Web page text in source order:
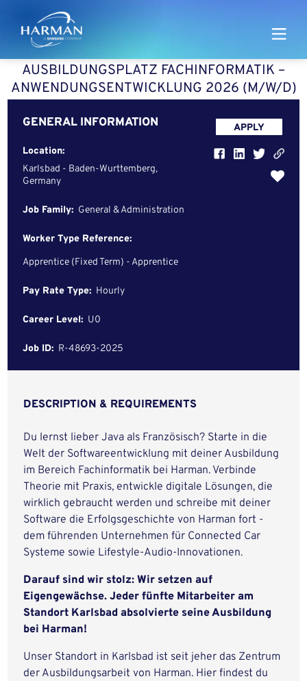
Harman
AUSBILDUNGSPLATZ FACHINFORMATIK –
ANWENDUNGSENTWICKLUNG 2026 (M/W/D)
GENERAL INFORMATION
Location:
Karlsbad - Baden-Wurttemberg,
Germany
Job Family: General & Administration
Worker Type Reference:
Apprentice (Fixed Term) - Apprentice
Pay Rate Type: Hourly
Career Level: U0
Job ID: R-48693-2025
APPLY
DESCRIPTION & REQUIREMENTS
Du lernst lieber Java als Französisch? Starte in die
Welt der Softwareentwicklung mit deiner Ausbildung
im Bereich Fachinformatik bei Harman. Verbinde
Theorie mit Praxis, entwickle digitale Lösungen, die
wirklich gebraucht werden und schreibe mit deiner
Software die Erfolgsgeschichte von Harman fort -
dem führenden Unternehmen für Connected Car
Systeme sowie Lifestyle-Audio-Innovationen.
Darauf sind wir stolz: Wir setzen auf
Eigengewächse. Jeder fünfte Mitarbeiter am
Standort Karlsbad absolvierte seine Ausbildung
bei Harman!
Unser Standort in Karlsbad ist seit jeher das Zentrum
der Ausbildungsarbeit von Harman. Hier findest du